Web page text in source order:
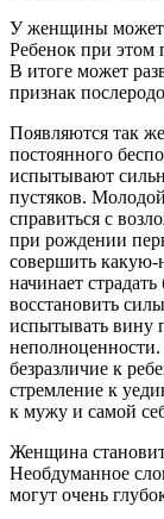
У женщины может
Ребенок при этом
В итоге может
признак
Появляются так
постоянного
испытывают
пустяков.
справиться с
при рождении
совершить
начинает
восстановить
испытывать вину
неполноценности.
безразличие к
стремление к
к мужу и самой
Женщина
Необдуманное
могут очень